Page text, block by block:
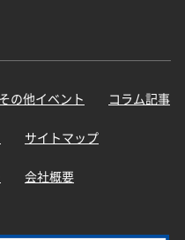
その他イベント コラム記事
サイトマップ
会社概要